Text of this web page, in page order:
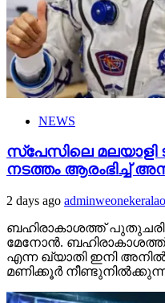
NEWS
സ്‌പേസിലെ മലയാളി
നടത്തം ആരംഭിച്ച്
2 days ago
ബഹിരാകാശത്ത്
മേനോന്‍.
എന്ന ഖ്യാതി ഇനി
മണിക്കൂര്‍